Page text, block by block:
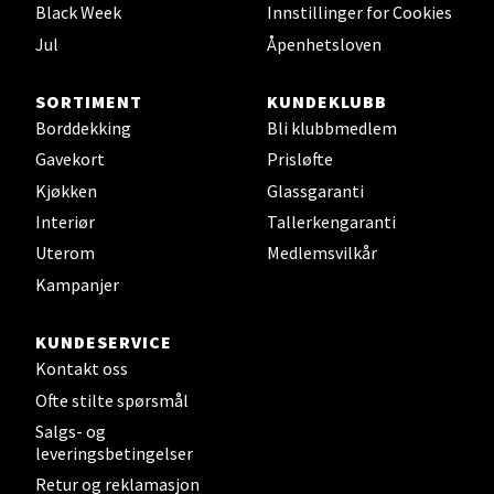
Black Week
Jul
Innstillinger for Cookies
Åpenhetsloven
SORTIMENT
Borddekking
Gavekort
Kjøkken
Interiør
Uterom
Kampanjer
KUNDEKLUBB
Bli klubbmedlem
Prisløfte
Glassgaranti
Tallerkengaranti
Medlemsvilkår
KUNDESERVICE
Kontakt oss
Ofte stilte spørsmål
Salgs- og
leveringsbetingelser
Retur og reklamasjon
Åpent i dag 10-19
Velg
Fredrikstad - Torvbyen
Brochsgate 8, 1607 Fredrikstad
Åpent i dag 10-20
0 i butikk